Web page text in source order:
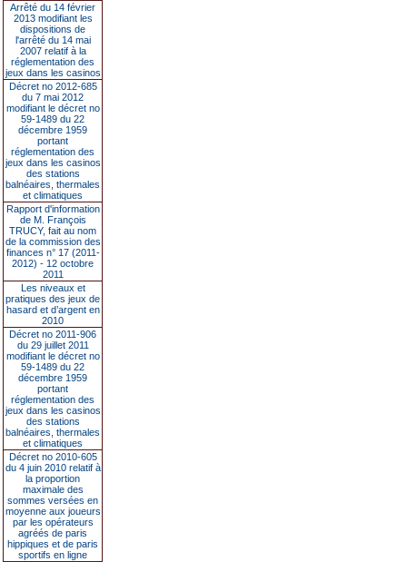
Arrêté du 14 février
2013 modifiant les
dispositions de
l'arrêté du 14 mai
2007 relatif à la
réglementation des
jeux dans les casinos
Décret no 2012-685
du 7 mai 2012
modifiant le décret no
59-1489 du 22
décembre 1959
portant
réglementation des
jeux dans les casinos
des stations
balnéaires, thermales
et climatiques
Rapport d'information
de M. François
TRUCY, fait au nom
de la commission des
finances n° 17 (2011-
2012) - 12 octobre
2011
Les niveaux et
pratiques des jeux de
hasard et d’argent en
2010
Décret no 2011-906
du 29 juillet 2011
modifiant le décret no
59-1489 du 22
décembre 1959
portant
réglementation des
jeux dans les casinos
des stations
balnéaires, thermales
et climatiques
Décret no 2010-605
du 4 juin 2010 relatif à
la proportion
maximale des
sommes versées en
moyenne aux joueurs
par les opérateurs
agréés de paris
hippiques et de paris
sportifs en ligne